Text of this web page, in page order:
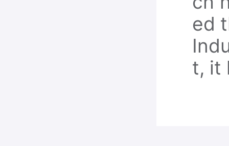
ed
t, it